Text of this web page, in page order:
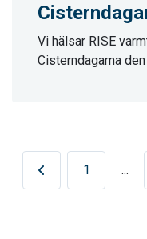
Vi hälsar RISE
Cisterndagarna
1